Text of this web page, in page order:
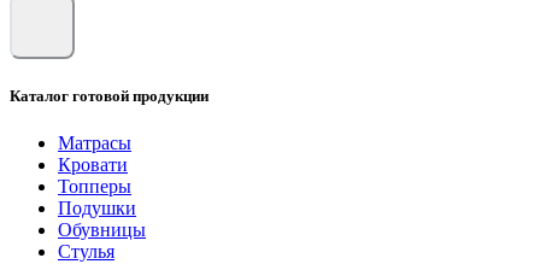
Каталог готовой продукции
Матрасы
Кровати
Топперы
Подушки
Обувницы
Стулья